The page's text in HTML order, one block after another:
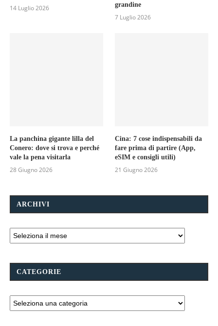
14 Luglio 2026
grandine
7 Luglio 2026
La panchina gigante lilla del
Conero: dove si trova e perché
vale la pena visitarla
28 Giugno 2026
Cina: 7 cose indispensabili da
fare prima di partire (App,
eSIM e consigli utili)
21 Giugno 2026
ARCHIVI
CATEGORIE